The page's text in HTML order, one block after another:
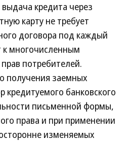
кредита через
карту не требует
договора под каждый
к многочисленным
потребителей.
получения заемных
кредитуемого банковского
письменной формы,
права и при применении
изменяемых